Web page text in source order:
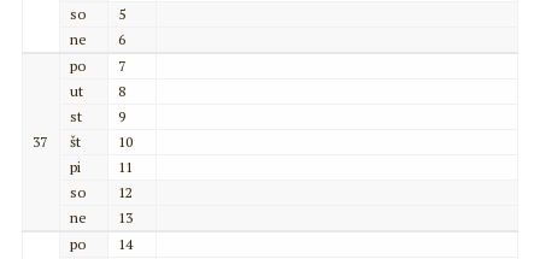
so
5
ne
6
37
po
7
ut
8
st
9
št
10
pi
11
so
12
ne
13
po
14